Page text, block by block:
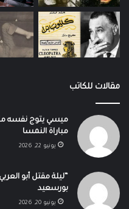
مقالات للكاتب
مباراة النمسا
يونيو 22, 2026
“ليلة مقتل أبو
بورسعيد
يونيو 20, 2026